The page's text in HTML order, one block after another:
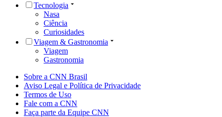
Tecnologia
Nasa
Ciência
Curiosidades
Viagem & Gastronomia
Viagem
Gastronomia
Sobre a CNN Brasil
Aviso Legal e Política de Privacidade
Termos de Uso
Fale com a CNN
Faça parte da Equipe CNN